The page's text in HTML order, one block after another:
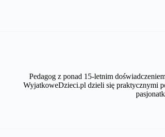
Pedagog z ponad 15-letnim
WyjatkoweDzieci.pl dzieli się praktycznymi